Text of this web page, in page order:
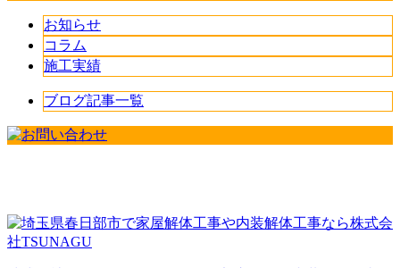
お知らせ
コラム
施工実績
ブログ記事一覧